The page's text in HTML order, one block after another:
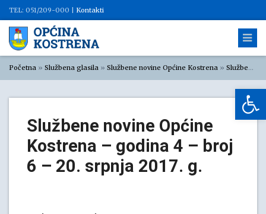
TEL: 051/209-000 | Kontakti
Početna » Službena glasila » Službene novine Općine Kostrena » Službene novine Općine Kostrena 2017
Službene novine Općine
Kostrena – godina 4 – broj
6 – 20. srpnja 2017. g.